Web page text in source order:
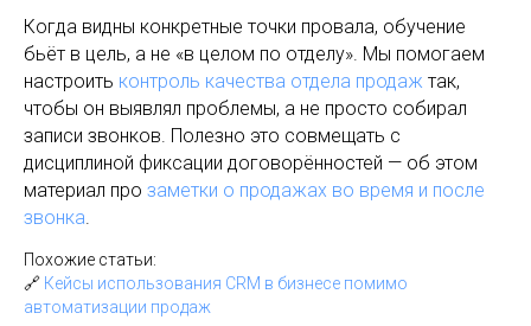
Когда видны конкретные точки провала, обучение
бьёт в цель, а не «в целом по отделу». Мы помогаем
настроить контроль качества отдела продаж так,
чтобы он выявлял проблемы, а не просто собирал
записи звонков. Полезно это совмещать с
дисциплиной фиксации договорённостей — об этом
материал про заметки о продажах во время и после
звонка.
Похожие статьи:
🔗 Кейсы использования CRM в бизнесе помимо
автоматизации продаж